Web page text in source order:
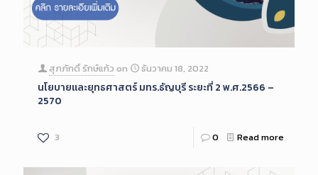
สุภภักดิ์ รักษ์แก้ว on ธันวาคม 18, 2022
นโยบายและยุทธศาสตร์ มทร.ธัญบุรี ระยะที่ 2 พ.ศ.2566 –
2570
3 0 Read more